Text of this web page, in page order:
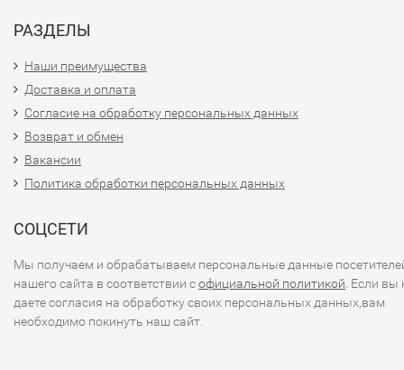
РАЗДЕЛЫ
Наши преимущества
Доставка и оплата
Согласие на обработку персональных данных
Возврат и обмен
Вакансии
Политика обработки персональных данных
СОЦСЕТИ
Мы получаем и обрабатываем персональные данные
нашего сайта в соответствии софициальной политикой . Если вы
даете согласия на обработку своих персональных данных,вам
необходимо покинуть наш сайт.